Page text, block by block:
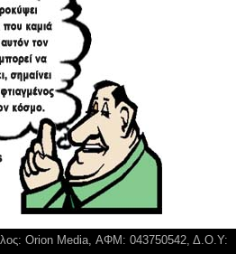
Orion Media, ΑΦΜ: 043750542, Δ.Ο.Υ: